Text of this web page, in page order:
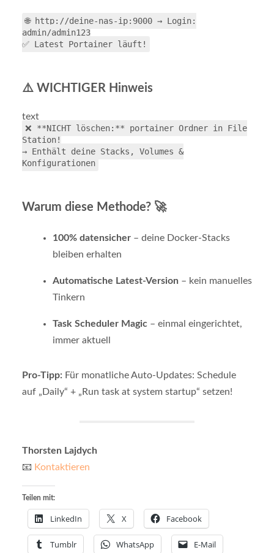
🌐 http://deine-nas-ip:9000 → Login:
admin/admin123
✅ Latest Portainer läuft!
⚠️ WICHTIGER Hinweis
text
❌ **NICHT löschen:** portainer Ordner in File
Station!
→ Enthält deine Stacks, Volumes &
Konfigurationen
Warum diese Methode? 🚀
100% datensicher– deine Docker-Stacks
bleiben erhalten
Automatische Latest-Version – kein manuelles
Tinkern
Task Scheduler Magic– einmal eingerichtet,
immer aktuell
Pro-Tipp: Für monatliche Auto-Updates: Schedule
auf „Daily“ + „Run task at system startup“ setzen!
Thorsten Lajdych
📧 Kontaktieren
Teilen mit:
LinkedIn X Facebook
Tumblr WhatsApp E-Mail